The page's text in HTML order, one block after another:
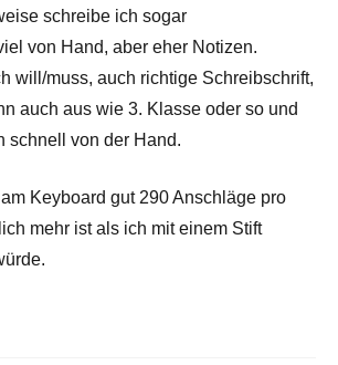
schreibe ich sogar
von Hand, aber eher Notizen.
will/muss, auch richtige Schreibschrift,
auch aus wie 3. Klasse oder so und
schnell von der Hand.
Keyboard gut 290 Anschläge pro
mehr ist als ich mit einem Stift